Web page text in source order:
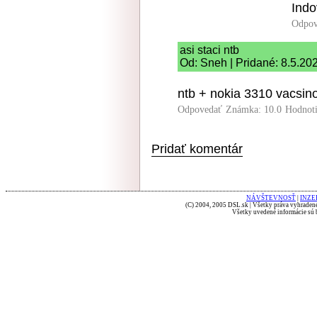
asi staci ntb
Od: Sneh | Pridané:
ntb + nokia 3310
Odpovedať Známka: 10.0
Pridať komentár
NÁVŠTEVNOSŤ
(C) 2004, 2005 DSL.sk | Všetky práva
Všetky uvedené informácie sú